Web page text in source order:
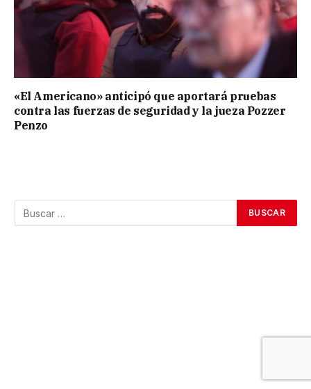
«El Americano» anticipó que aportará pruebas
contra las fuerzas de seguridad y la jueza Pozzer
Penzo